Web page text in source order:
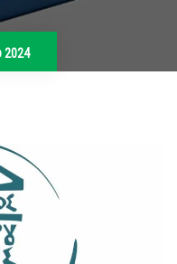
2024